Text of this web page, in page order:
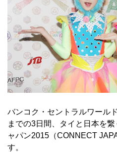
バンコク・セントラルワール
までの3日間、タイと日本を
ャパン2015（CONNECT
す。